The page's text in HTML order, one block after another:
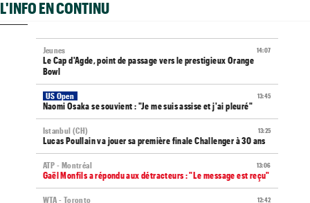
L'INFO EN CONTINU
14:07
Jeunes
Le Cap d'Agde, point de passage vers le prestigieux Orange
Bowl
13:45
US Open
Naomi Osaka se souvient : "Je me suis assise et j'ai pleuré"
13:25
Istanbul (CH)
Lucas Poullain va jouer sa première finale Challenger à 30 ans
13:06
ATP - Montréal
Gaël Monfils a répondu aux détracteurs : "Le message est reçu"
12:42
WTA - Toronto